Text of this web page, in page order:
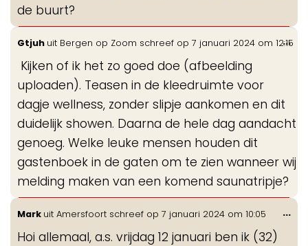
de buurt?
Gtjuh uit Bergen op Zoom schreef op 7 januari 2024 om 12:15
Kijken of ik het zo goed doe (afbeelding
uploaden). Teasen in de kleedruimte voor
dagje wellness, zonder slipje aankomen en dit
duidelijk showen. Daarna de hele dag aandacht
genoeg. Welke leuke mensen houden dit
gastenboek in de gaten om te zien wanneer wij
melding maken van een komend saunatripje?
...
Mark uit Amersfoort schreef op 7 januari 2024 om 10:05
Hoi allemaal, a.s. vrijdag 12 januari ben ik (32)
...